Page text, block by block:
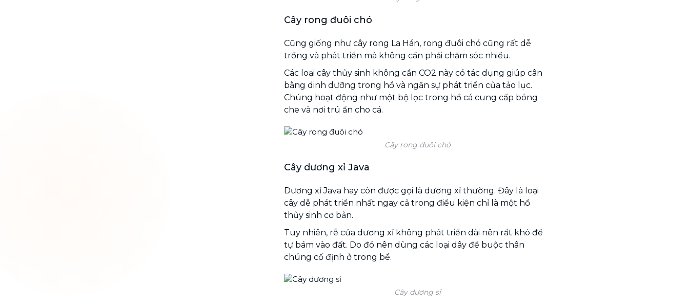
Cây rong đuôi chó
Cũng giống như cây rong La Hán, rong đuôi chó cũng rất dễ
trồng và phát triển mà không cần phải chăm sóc nhiều.
Các loại cây thủy sinh không cần CO2 này có tác dụng giúp cân
bằng dinh dưỡng trong hồ và ngăn sự phát triển của tảo lục.
Chúng hoạt động như một bộ lọc trong hồ cá cung cấp bóng
che và nơi trú ẩn cho cá.
Cây rong đuôi chó
Cây dương xỉ Java
Dương xỉ Java hay còn được gọi là dương xỉ thường. Đây là loại
cây dễ phát triển nhất ngay cả trong điều kiện chỉ là một hồ
thủy sinh cơ bản.
Tuy nhiên, rễ của dương xỉ không phát triển dài nên rất khó để
tự bám vào đất. Do đó nên dùng các loại dây để buộc thân
chúng cố định ở trong bể.
Cây dương sỉ